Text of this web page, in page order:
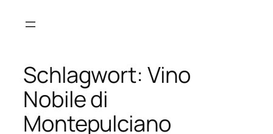
Inhalt
Schlagwort: Vino
Nobile di
Montepulciano